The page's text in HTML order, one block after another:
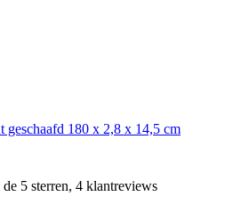
geschaafd 180 x 2,8 x 14,5 cm
5 sterren, 4 klantreviews